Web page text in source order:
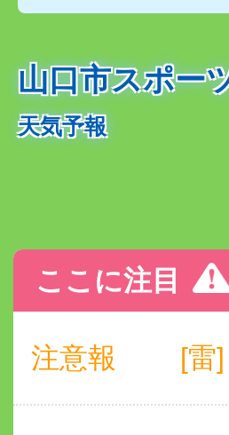
山口市スポー
天気予報
ここに注目
注意報 [雷]